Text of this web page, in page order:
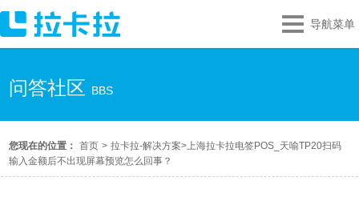
导航菜单
问答社区 BBS
您现在的位置： 首页 > 拉卡拉-解决方案>上海拉卡拉电签POS_天喻TP20扫码
输入金额后不出现屏幕预览怎么回事？